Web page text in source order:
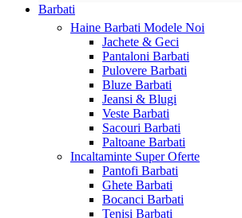
Barbati
Haine Barbati Modele Noi
Jachete & Geci
Pantaloni Barbati
Pulovere Barbati
Bluze Barbati
Jeansi & Blugi
Veste Barbati
Sacouri Barbati
Paltoane Barbati
Incaltaminte Super Oferte
Pantofi Barbati
Ghete Barbati
Bocanci Barbati
Tenisi Barbati